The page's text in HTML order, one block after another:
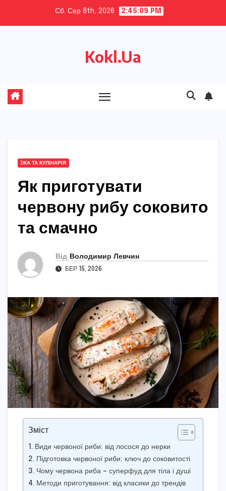
Сб. Сер 8th, 2026 2:45:10 PM
Kokl.Ua
ЇЖА ТА КУЛІНАРІЯ
Як приготувати
червону рибу соковито
та смачно
Від Володимир Левчин
БЕР 15, 2026
Зміст
Види червоної риби: від лосося до нерки
Підготовка червоної риби: ключ до соковитості
Чому червона риба – суперфуд для тіла і душі
Методи приготування: від класики до трендів